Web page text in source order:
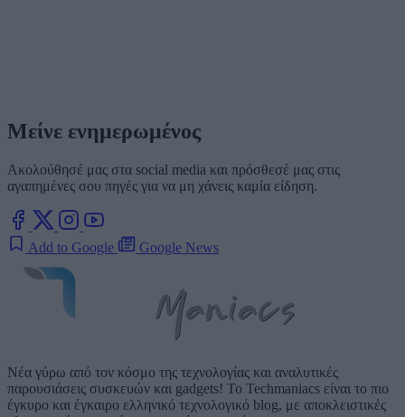
Μείνε ενημερωμένος
Ακολούθησέ μας στα social media και πρόσθεσέ μας στις
αγαπημένες σου πηγές για να μη χάνεις καμία είδηση.
Add to Google Google News
Νέα γύρω από τον κόσμο της τεχνολογίας και αναλυτικές
παρουσιάσεις συσκευών και gadgets! Το Techmaniacs είναι το πιο
έγκυρο και έγκαιρο ελληνικό τεχνολογικό blog, με αποκλειστικές